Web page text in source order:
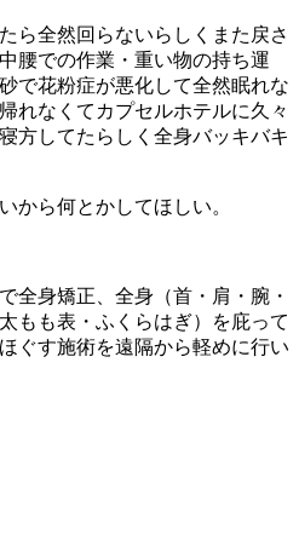
ら全然回らないらしくまた戻さ
腰での作業・重い物の持ち運
で花粉症が悪化して全然眠れな
れなくてカプセルホテルに久々
方してたらしく全身バッキバキ
から何とかしてほしい。
全身矯正、全身（首・肩・腕・
もも表・ふくらはぎ）を庇って
ぐす施術を遠隔から軽めに行い